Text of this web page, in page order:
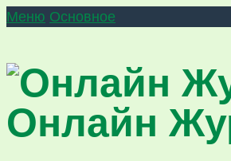
Меню Основное
Онлайн